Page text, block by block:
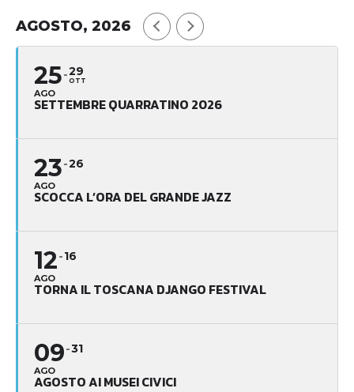
AGOSTO, 2026
25
AGO
29
OTT
SETTEMBRE QUARRATINO 2026
23
AGO
26
SCOCCA L’ORA DEL GRANDE JAZZ
12
AGO
16
TORNA IL TOSCANA DJANGO FESTIVAL
09
AGO
31
AGOSTO AI MUSEI CIVICI